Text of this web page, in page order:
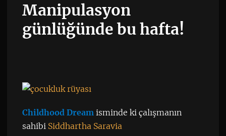
Manipulasyon
günlüğünde bu hafta!
Childhood Dreamisminde ki çalışmanın
sahibi Siddhartha Saravia